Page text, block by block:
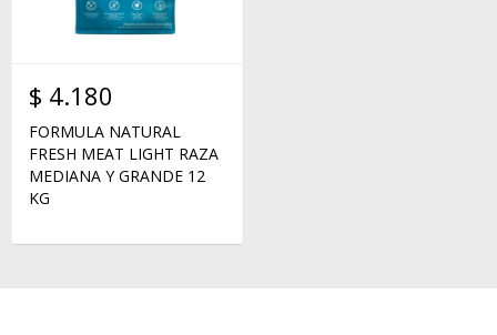
$ 4.180
FORMULA NATURAL
FRESH MEAT LIGHT RAZA
MEDIANA Y GRANDE 12
KG